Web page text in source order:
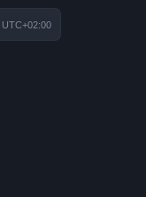
UTC+02:00